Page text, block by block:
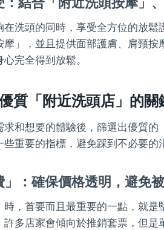
洗頭的同時，享受全方位的放
」，並且提供面部護膚、肩頸
完全得到放鬆。
質「附近洗頭店」的關
和想要的體驗後，篩選出優質
重要的指標，避免踩到不必要的
」：確保價格透明，避免
，首要而且最重要的一點，就
許多店家會傾向於推銷套票，但